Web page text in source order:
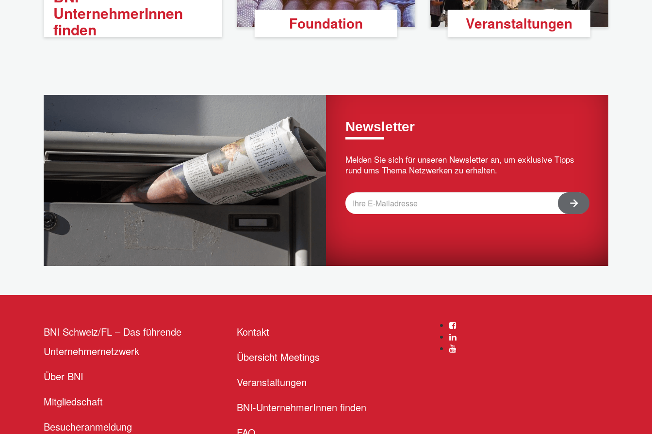
UnternehmerInnen
finden
Impressum
Datenschutzerklärung
Foundation Veranstaltungen
Newsletter
Melden Sie sich für unseren Newsletter an, um exklusive Tipps
rund ums Thema Netzwerken zu erhalten.
BNI Schweiz/FL – Das führende
Unternehmernetzwerk
Über BNI
Mitgliedschaft
Besucheranmeldung
Kontakt
Übersicht Meetings
Veranstaltungen
BNI-UnternehmerInnen finden